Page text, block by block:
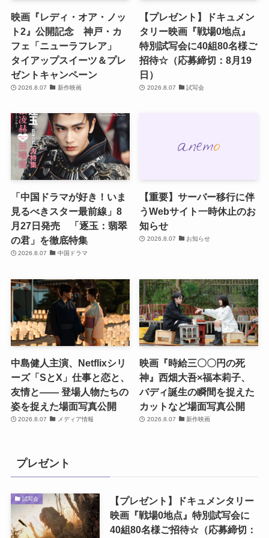
映画『レディ・オア・ノッ
ト2』公開記念 神戸・カ
フェ「ニューラフレア」
タイアップスイーツ＆プレ
ゼントキャンペーン
2026.8.07 新作映画
【プレゼント】ドキュメン
タリー映画『戦場0地点』
特別試写会に40組80名様ご
招待☆（応募締切：8月19
日）
2026.8.07 試写会
「中国ドラマが好き！いま
見るべきスター最前線」8
月27日発売 「逐玉：翡翠
の君」を徹底特集
2026.8.07 中国ドラマ
【重要】サーバー移行に伴
うWebサイト一時休止のお
知らせ
2026.8.07 お知らせ
中島健人主演、Netflixシリ
ーズ「SとX」仕事と恋と、
友情と―― 登場人物たちの
姿を捉えた場面写真公開
2026.8.07 メディア情報
映画『時給三〇〇円の死
神』西畑大吾×福本莉子、
バディ誕生の瞬間を捉えた
カットなど場面写真公開
2026.8.07 新作映画
プレゼント
試写会
【プレゼント】ドキュメンタリー
映画『戦場0地点』特別試写会に
40組80名様ご招待☆（応募締切：